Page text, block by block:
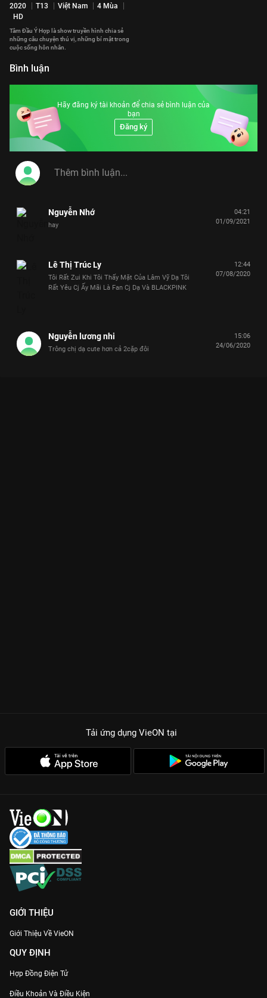
2020 T13 Việt Nam
4 Mùa
HD
Tâm Đầu Ý Hợp là show truyền hình chia sẻ
những câu chuyện thú vị, những bí mật trong
cuộc sống hôn nhân.
Bình luận
Hãy đăng ký tài khoản để chia sẻ bình luận của
bạn
Đăng ký
Nguyễn Nhớ
hay
04:21
01/09/2021
Lê Thị Trúc Ly
Tôi Rất Zui Khi Tôi Thấy Mặt Của Lâm Vỹ Dạ Tôi
Rất Yêu Cj Ấy Mãi Là Fan Cj Dạ Và BLACKPINK
12:44
07/08/2020
Nguyễn lương nhi
Trông chị dạ cute hơn cả 2cặp đôi
15:06
24/06/2020
Tải ứng dụng VieON tại
GIỚI THIỆU
Giới Thiệu Về VieON
QUY ĐỊNH
Hợp Đồng Điện Tử
Điều Khoản Và Điều Kiện